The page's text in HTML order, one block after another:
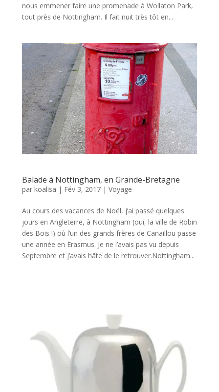
nous emmener faire une promenade à Wollaton Park,
tout près de Nottingham. Il fait nuit très tôt en...
Balade à Nottingham, en Grande-Bretagne
par koalisa | Fév 3, 2017| Voyage
Au cours des vacances de Noël, j’ai passé quelques
jours en Angleterre, à Nottingham (oui, la ville de Robin
des Bois !) où l’un des grands frères de Canaillou passe
une année en Erasmus. Je ne l’avais pas vu depuis
Septembre et j’avais hâte de le retrouver.Nottingham...